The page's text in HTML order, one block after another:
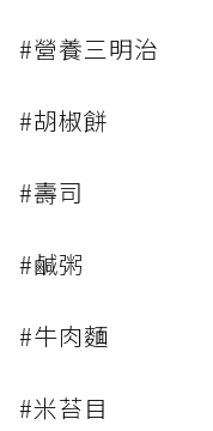
#營養三明治
#胡椒餅
#壽司
#鹹粥
#牛肉麵
#米苔目